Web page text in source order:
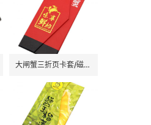
大闸蟹三折页卡套/磁吸卡套